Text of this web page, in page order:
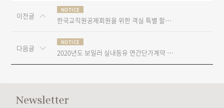
이전글
NOTICE
한국교직원공제회원을 위한 객실 특별 할인 패키지
다음글
NOTICE
2020년도 보일러 실내등유 연간단가계약 입찰공고